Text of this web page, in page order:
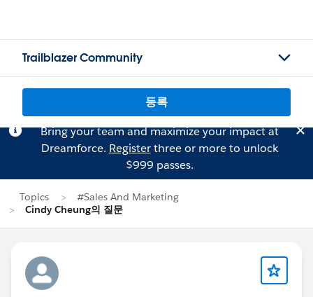
Trailblazer Community
등록
Bring your team and maximize your impact at
Dreamforce. Registerthree or more to unlock
$999 passes.
Topics
#Sales And Marketing
Cindy Cheung의 질문